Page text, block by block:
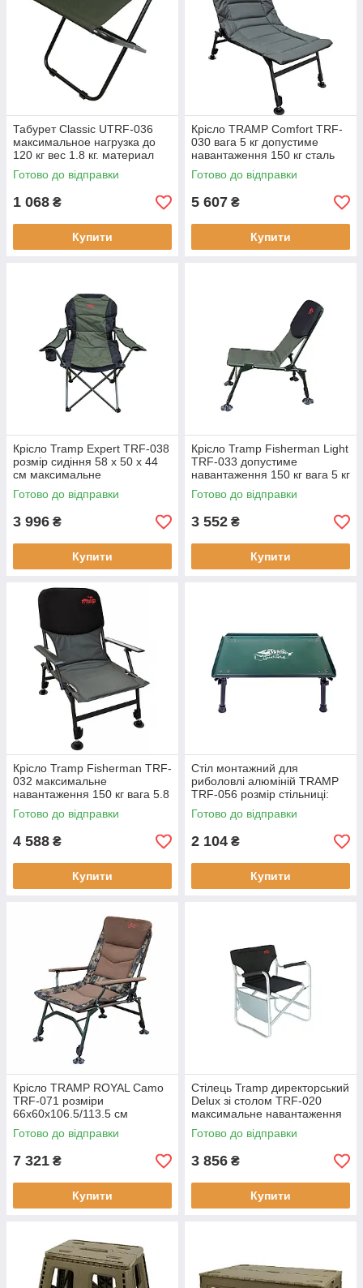
Табурет Classic UTRF-036
максимальное нагрузка до
120 кг вес 1.8 кг. материал
поліестер 600D сталевий
каркас
Готово до відправки
1 068 ₴
Купити
Крісло TRAMP Comfort TRF-
030 вага 5 кг допустиме
навантаження 150 кг сталь
Polyester Oxford 600D PVC
складне кресло
Готово до відправки
5 607 ₴
Купити
Крісло Tramp Expert TRF-038
розмір сидіння 58 х 50 х 44
см максимальне
навантаження 120 кг легка
конструкція 7.5 кг
Готово до відправки
3 996 ₴
Купити
Крісло Tramp Fisherman Light
TRF-033 допустиме
навантаження 150 кг вага 5 кг
матеріал каркаса сталь
Готово до відправки
3 552 ₴
Купити
Крісло Tramp Fisherman TRF-
032 максимальне
навантаження 150 кг вага 5.8
кг сталь Oxford 600D
Готово до відправки
4 588 ₴
Купити
Стіл монтажний для
риболовлі алюміній TRAMP
TRF-056 розмір стільниці:
47х30.5 см вага: 1.1 кг легкий
та компактний
Готово до відправки
2 104 ₴
Купити
Крісло TRAMP ROYAL Camo
TRF-071 розміри
66х60х106.5/113.5 см
допустиме навантаження 100
кг стильний дизайн гарант 1
Готово до відправки
7 321 ₴
Купити
Стілець Tramp директорський
Delux зі столом TRF-020
максимальне навантаження
120 кг вага 3.6 кг матеріал -
оксфорд 600D
Готово до відправки
3 856 ₴
Купити